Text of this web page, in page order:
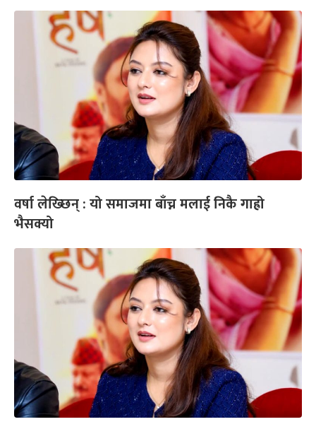
वर्षा लेख्छिन् : यो समाजमा बाँच्न मलाई निकै गाह्रो
भैसक्यो